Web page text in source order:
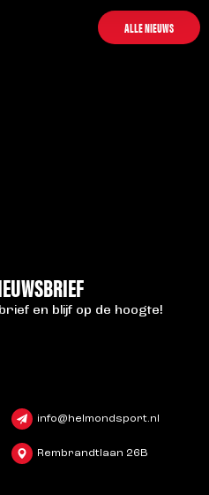
ALLE NIEUWS
en blijf op de hoogte!
info@helmondsport.nl
Rembrandtlaan 26B